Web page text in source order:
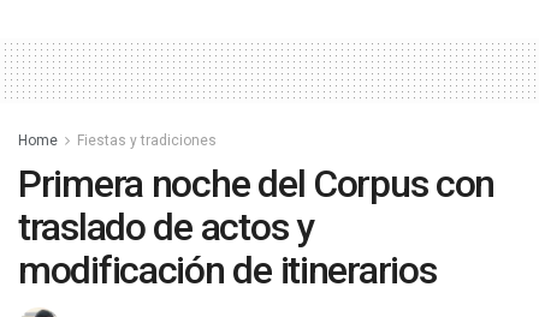
Home Fiestas y tradiciones
Primera noche del Corpus con
traslado de actos y
modificación de itinerarios